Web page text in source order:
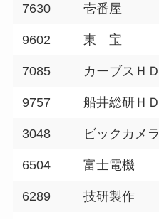
7630 壱番屋
9602 東 宝
7085 カーブスＨＤ
9757 船井総研ＨＤ
3048 ビックカメラ
6504 富士電機
6289 技研製作